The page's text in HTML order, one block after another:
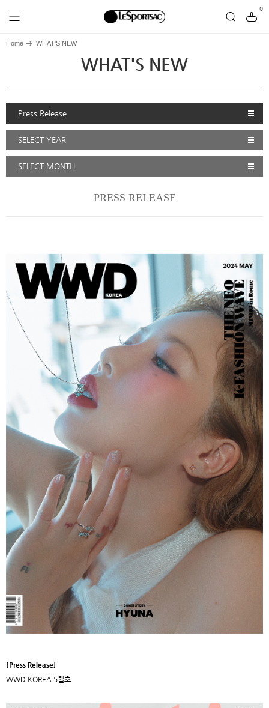
0
Home WHAT'S NEW
WHAT'S NEW
Press Release
SELECT YEAR
SELECT MONTH
PRESS RELEASE
[Press Release]
WWD KOREA 5월호